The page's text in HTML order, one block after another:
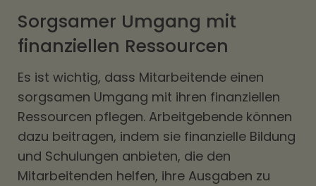
Sorgsamer Umgang mit
finanziellen Ressourcen
Es ist wichtig, dass Mitarbeitende einen
sorgsamen Umgang mit ihren finanziellen
Ressourcen pflegen. Arbeitgebende können
dazu beitragen, indem sie finanzielle Bildung
und Schulungen anbieten, die den
Mitarbeitenden helfen, ihre Ausgaben zu